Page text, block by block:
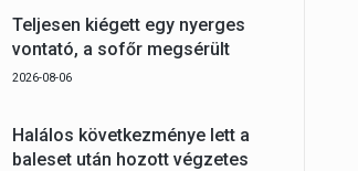
Teljesen kiégett egy nyerges
vontató, a sofőr megsérült
2026-08-06
Halálos következménye lett a
baleset után hozott végzetes